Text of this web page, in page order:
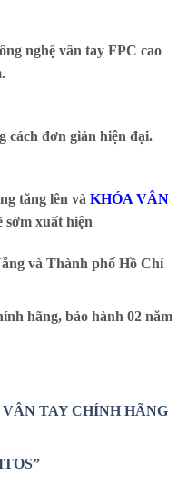
nghệ vân tay FPC cao
cách đơn giản hiện đại.
tăng lên và KHÓA VÂN
sớm xuất hiện
và Thành phố Hồ Chí
hãng, bảo hành 02 năm
TAY CHÍNH HÃNG